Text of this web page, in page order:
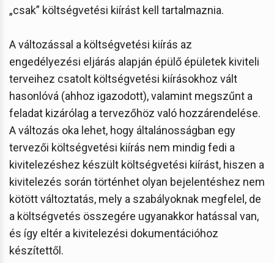
„csak” költségvetési kiírást kell tartalmaznia.
A változással a költségvetési kiírás az
engedélyezési eljárás alapján épülő épületek kiviteli
terveihez csatolt költségvetési kiírásokhoz vált
hasonlóvá (ahhoz igazodott), valamint megszűnt a
feladat kizárólag a tervezőhöz való hozzárendelése.
A változás oka lehet, hogy általánosságban egy
tervezői költségvetési kiírás nem mindig fedi a
kivitelezéshez készült költségvetési kiírást, hiszen a
kivitelezés során történhet olyan bejelentéshez nem
kötött változtatás, mely a szabályoknak megfelel, de
a költségvetés összegére ugyanakkor hatással van,
és így eltér a kivitelezési dokumentációhoz
készítettől.